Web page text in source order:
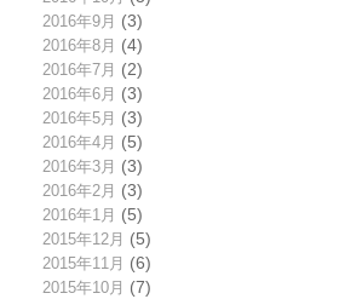
2016年9月 (3)
2016年8月 (4)
2016年7月 (2)
2016年6月 (3)
2016年5月 (3)
2016年4月 (5)
2016年3月 (3)
2016年2月 (3)
2016年1月 (5)
2015年12月 (5)
2015年11月 (6)
2015年10月 (7)